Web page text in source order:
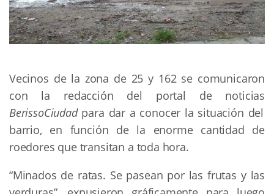
Vecinos de la zona de 25 y 162 se comunicaron
con la redacción del portal de noticias
BerissoCiudadpara dar a conocer la situación del
barrio, en función de la enorme cantidad de
roedores que transitan a toda hora.
“Minados de ratas. Se pasean por las frutas y las